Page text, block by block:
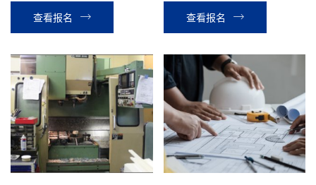
客户，公司内部联络协调，与千
叶仓库进行货物部品调配等相关
查看报名 查看报名